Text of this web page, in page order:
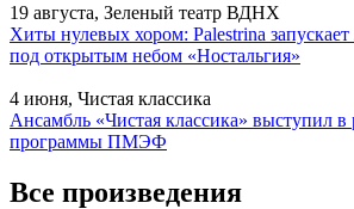
19 августа, Зеленый театр ВДНХ
Хиты нулевых хором: Palestrina
под открытым небом «Ностальгия»
4 июня, Чистая классика
Ансамбль «Чистая классика» выступил в
программы ПМЭФ
Все произведения